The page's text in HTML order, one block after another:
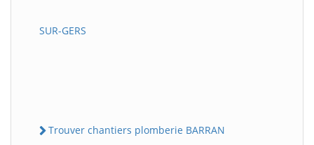
SUR-GERS
Trouver chantiers plomberie BARRAN